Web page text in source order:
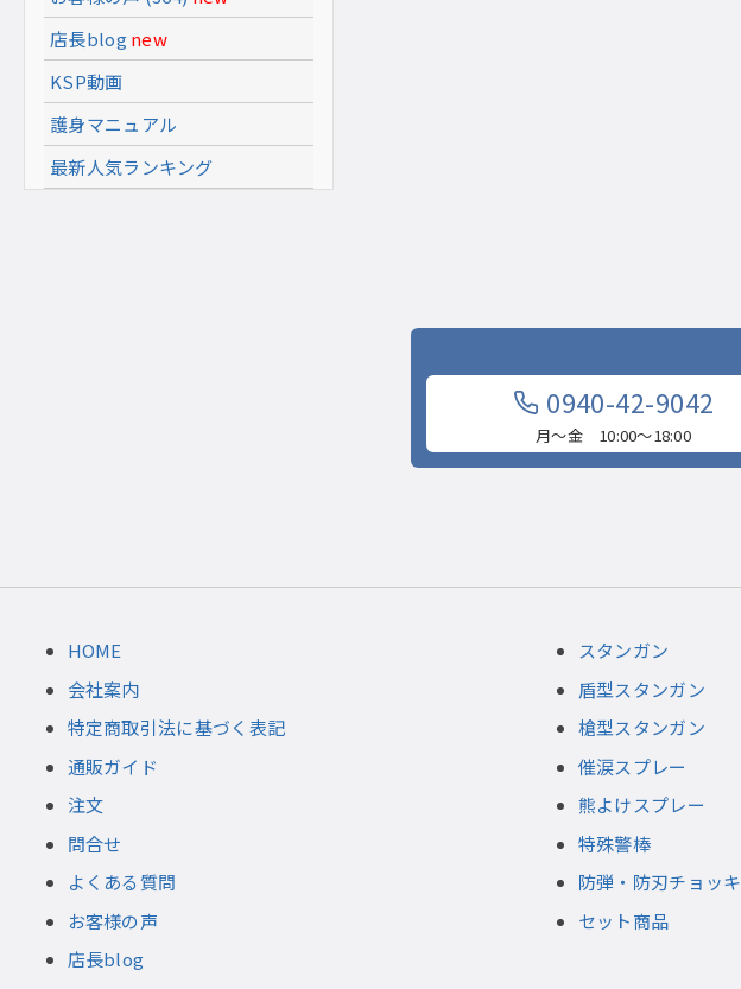
店長blog new
KSP動画
護身マニュアル
最新人気ランキング
0940-42-9042
月〜金 10:00〜18:00
HOME
会社案内
特定商取引法に基づく表記
通販ガイド
注文
問合せ
よくある質問
お客様の声
店長blog
スタンガン
盾型スタンガン
槍型スタンガン
催涙スプレー
熊よけスプレー
特殊警棒
防弾・防刃チョッキ
セット商品